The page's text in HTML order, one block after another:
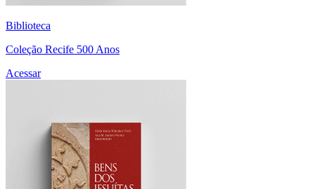
Biblioteca
Coleção Recife 500 Anos
Acessar